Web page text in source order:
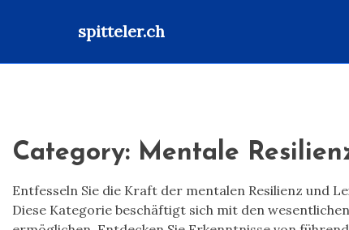
spitteler.ch
Category: Mentale
Entfesseln Sie die Kraft der mentalen Resilienz und
Diese Kategorie beschäftigt sich mit den